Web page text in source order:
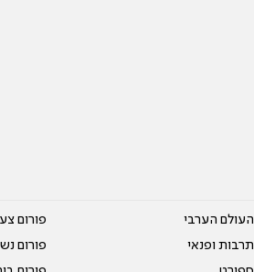
העולם הערבי
תרבות ופנאי
פורום
פורום